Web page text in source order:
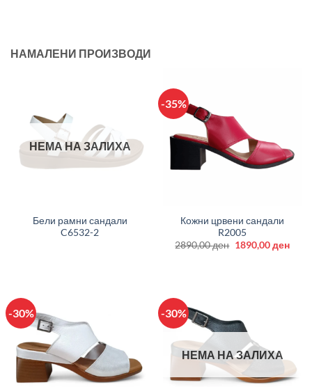
НАМАЛЕНИ ПРОИЗВОДИ
НЕМА НА ЗАЛИХА
Бели рамни сандали
C6532-2
-35%
Кожни црвени сандали
R2005
2890,00ден Original
1890,00ден
-30% -30%
НЕМА НА ЗАЛИХА